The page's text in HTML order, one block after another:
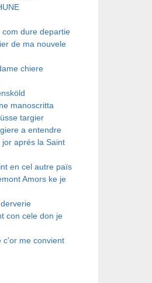
com dure departie
de ma nouvele
chiere
manoscritta
targier
a entendre
aprés la Saint
en cel autre païs
Amors ke je
con cele don je
c'or me convient